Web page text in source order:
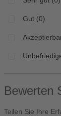
Gut (0)
Bewerten
Teilen Sie Ihre